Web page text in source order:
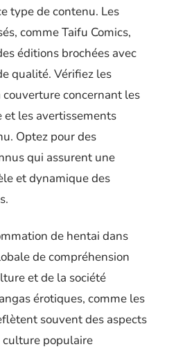
type de contenu. Les
comme Taifu Comics,
éditions brochées avec
qualité. Vérifiez les
concernant les
et les avertissements
Optez pour des
qui assurent une
et dynamique des
de hentai dans
de compréhension
et de la société
érotiques, comme les
souvent des aspects
culture populaire